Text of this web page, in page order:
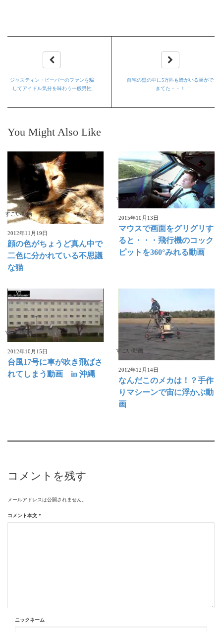
ジャスティン・ビーバーのファンを騙
してアイドル気分を味わう一般男性
自宅の壁の中に5万匹も蜂がいる巣がで
きてた・・！
You Might Also Like
すごい動画
2012年11月19日
顔の色がちょうど真ん中で
二色に分かれている不思議
な猫
すごい動画
2015年10月13日
マウスで画面をグリグリす
ると・・・飛行機のコック
ピットを360°みれる動画
すごい動画
2012年10月15日
台風17号に車が吹き飛ばさ
れてしまう動画 in 沖縄
すごい動画
2012年12月14日
なんだこのメカは！？手作
りマシーンで宙に浮かぶ動
画
コメントを残す
メールアドレスは公開されません。
コメント本文 *
ニックネーム